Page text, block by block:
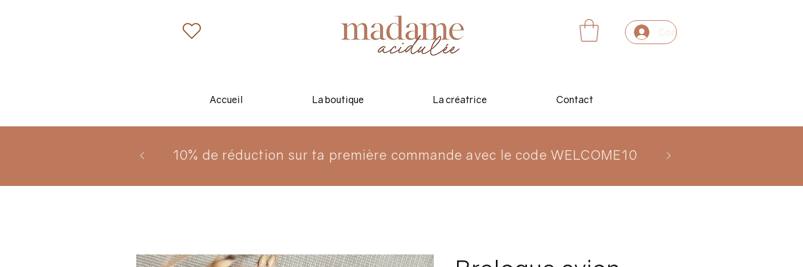
Connexion
Accueil La boutique La créatrice Contact
10% de réduction sur ta première commande avec le code WELCOME10